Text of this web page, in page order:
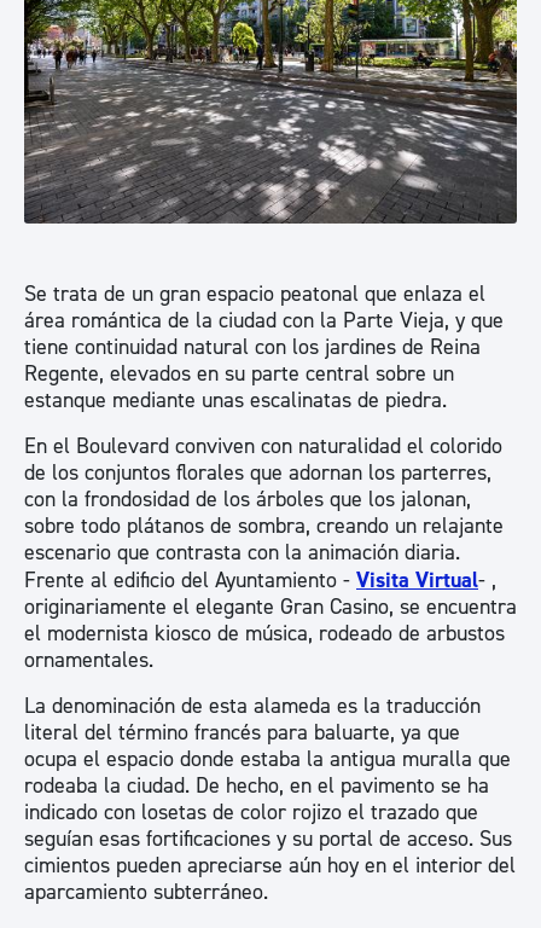
Se trata de un gran espacio peatonal que enlaza el
área romántica de la ciudad con la Parte Vieja, y que
tiene continuidad natural con los jardines de Reina
Regente, elevados en su parte central sobre un
estanque mediante unas escalinatas de piedra.
En el Boulevard conviven con naturalidad el colorido
de los conjuntos florales que adornan los parterres,
con la frondosidad de los árboles que los jalonan,
sobre todo plátanos de sombra, creando un relajante
escenario que contrasta con la animación diaria.
Frente al edificio del Ayuntamiento - Visita Virtual- ,
originariamente el elegante Gran Casino, se encuentra
el modernista kiosco de música, rodeado de arbustos
ornamentales.
La denominación de esta alameda es la traducción
literal del término francés para baluarte, ya que
ocupa el espacio donde estaba la antigua muralla que
rodeaba la ciudad. De hecho, en el pavimento se ha
indicado con losetas de color rojizo el trazado que
seguían esas fortificaciones y su portal de acceso. Sus
cimientos pueden apreciarse aún hoy en el interior del
aparcamiento subterráneo.